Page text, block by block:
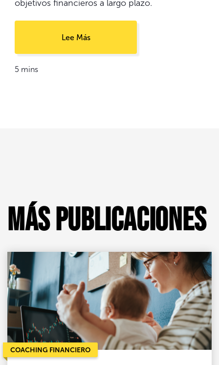
objetivos financieros a largo plazo.
Lee Más
5 mins
Más publicaciones
COACHING FINANCIERO